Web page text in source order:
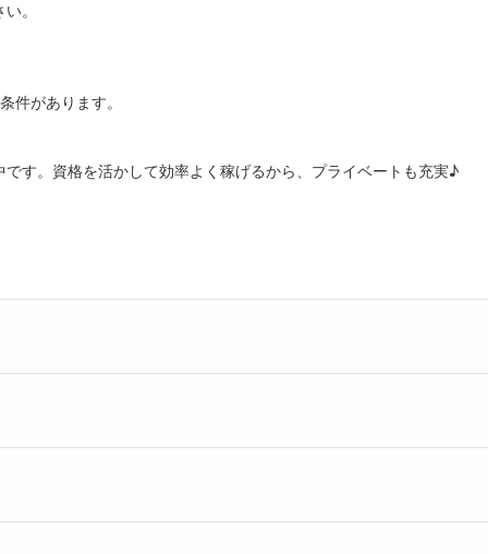
。
件があります。
す。資格を活かして効率よく稼げるから、プライベートも充実♪